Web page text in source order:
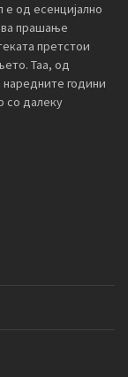
од есенцијално
прашање
претстои
Таа, од
наредните години
со далеку